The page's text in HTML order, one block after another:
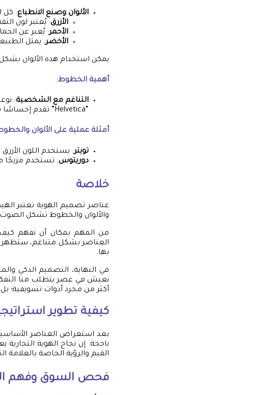
الألوان وصنع الانطباع: كل
الأزرق: يُعتبر لون
الأحمر: يُعبر عن
الأخضر: يمثل
يمكن استخدام هذه الألوان بشكل
أهمية الخطوط:
التناغم مع الشخصية:
أمثلة عملية على الألوان
تويتر: يستخدم اللون
دوريتوس: تستخدم مزيجًا
خلاصة
عناصر تصميم الهوية تعتبر
والألوان والخطوط تشكل الصوت
من المهم بمكان أن نفهم كيف
العناصر بشكل متناغم، ستظهر
بها.
في النهاية، التصميم الذكي
نعيش في عصر يتطلب منا
أكثر من مجرد أدوات تسويقية؛ بل
كيفية تطوير
بعد استعراض العناصر
ناجحة. إن نجاح الهوية
القيم والرؤية الخاصة
فحص السوق وفهم